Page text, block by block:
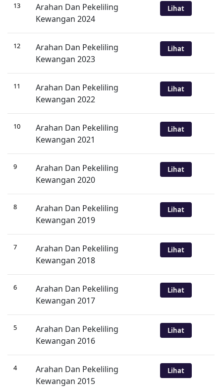
13
Arahan Dan Pekeliling
Kewangan 2024
Lihat
12
Arahan Dan Pekeliling
Kewangan 2023
Lihat
11
Arahan Dan Pekeliling
Kewangan 2022
Lihat
10
Arahan Dan Pekeliling
Kewangan 2021
Lihat
9
Arahan Dan Pekeliling
Kewangan 2020
Lihat
8
Arahan Dan Pekeliling
Kewangan 2019
Lihat
7
Arahan Dan Pekeliling
Kewangan 2018
Lihat
6
Arahan Dan Pekeliling
Kewangan 2017
Lihat
5
Arahan Dan Pekeliling
Kewangan 2016
Lihat
4
Arahan Dan Pekeliling
Kewangan 2015
Lihat